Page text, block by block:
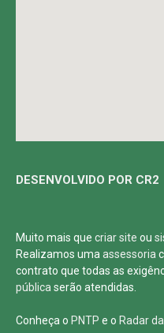
DESENVOLVIDO POR CR2
Muito mais que criar site ou
Realizamos uma assessoria
contrato que todas as
pública serão atendidas.
Conheça o PNTP e o Radar